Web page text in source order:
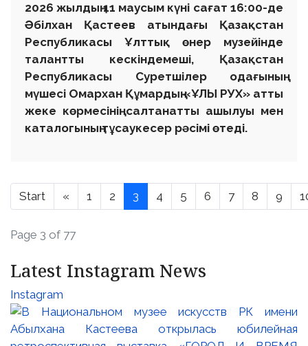
2026 жылдың 11 маусым күні сағат 16:00-де
Әбілхан Қастеев атындағы Қазақстан
Республикасы Ұлттық өнер музейінде
талантты кескіндемеші, Қазақстан
Республикасы Суретшілер одағының
мүшесі Омархан Құмардың «ҰЛЫ РУХ» атты
жеке көрмесінің салтанатты ашылуы мен
каталогының тұсаукесер рәсімі өтеді.
Start « 1 2 3 4 5 6 7 8 9
Page 3 of 77
Latest Instagram News
Instagram